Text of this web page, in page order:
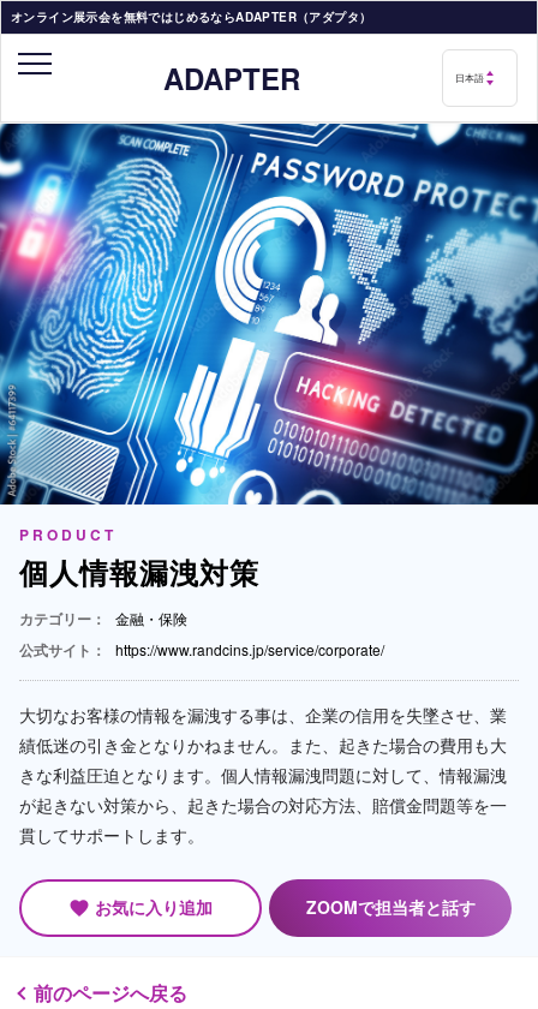
オンライン展示会を無料ではじめるならADAPTER（アダプタ）
ADAPTER
PRODUCT
個人情報漏洩対策
カテゴリー： 金融・保険
公式サイト： https://www.randcins.jp/service/corporate/
大切なお客様の情報を漏洩する事は、企業の信用を失墜させ、業
績低迷の引き金となりかねません。また、起きた場合の費用も大
きな利益圧迫となります。個人情報漏洩問題に対して、情報漏洩
が起きない対策から、起きた場合の対応方法、賠償金問題等を一
貫してサポートします。
favorite お気に入り追加 ZOOMで担当者と話す
前のページへ戻る